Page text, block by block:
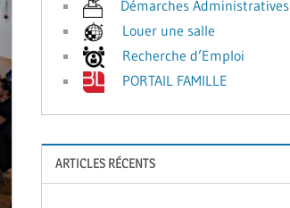
Démarches Administratives
Louer une salle
Recherche d’Emploi
PORTAIL FAMILLE
ARTICLES RÉCENTS